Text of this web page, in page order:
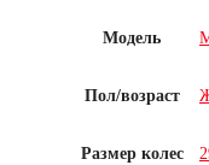
Модель
Пол/возраст
Размер колес